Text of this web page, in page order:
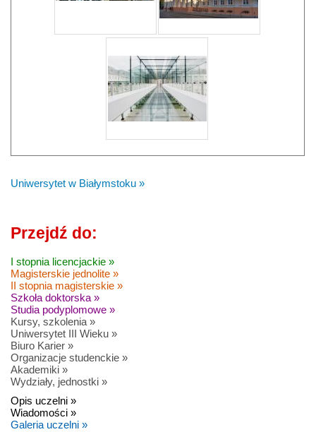
Uniwersytet w Białymstoku »
Przejdź do:
I stopnia licencjackie »
Magisterskie jednolite »
II stopnia magisterskie »
Szkoła doktorska »
Studia podyplomowe »
Kursy, szkolenia »
Uniwersytet III Wieku »
Biuro Karier »
Organizacje studenckie »
Akademiki »
Wydziały, jednostki »
Opis uczelni »
Wiadomości »
Galeria uczelni »